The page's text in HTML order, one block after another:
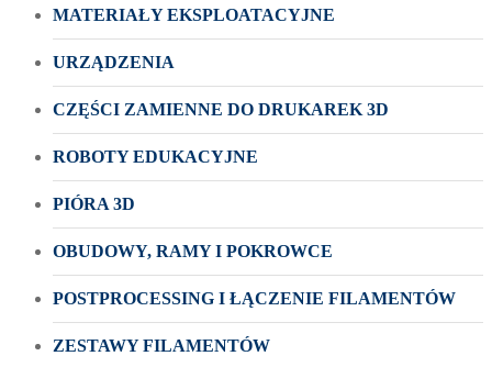
MATERIAŁY EKSPLOATACYJNE
URZĄDZENIA
CZĘŚCI ZAMIENNE DO DRUKAREK 3D
ROBOTY EDUKACYJNE
PIÓRA 3D
OBUDOWY, RAMY I POKROWCE
POSTPROCESSING I ŁĄCZENIE FILAMENTÓW
ZESTAWY FILAMENTÓW